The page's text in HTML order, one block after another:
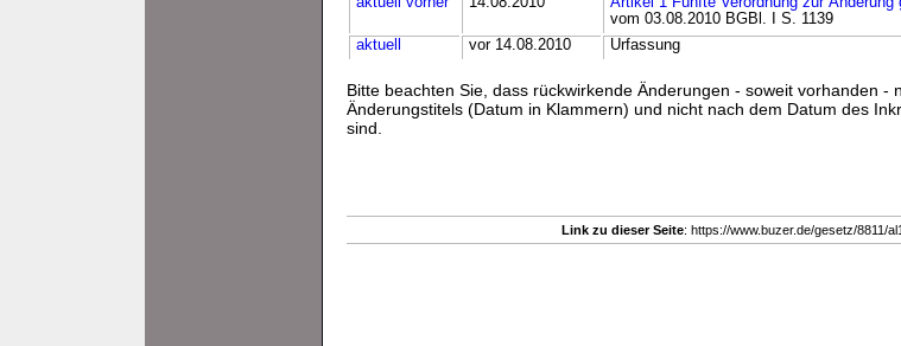
vom 03.08.2010 BGBl. I S. 1139
aktuell
vor 14.08.2010 Urfassung
Bitte beachten Sie, dass rückwirkende Änderungen - soweit vorhanden -
Änderungstitels (Datum in Klammern) und nicht nach dem Datum des
sind.
Link zu dieser Seite: https://www.buzer.de/gesetz/8811/